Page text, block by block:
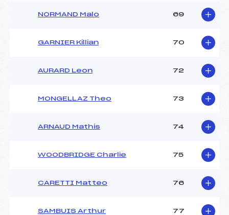
NORMAND Malo 69
GARNIER Killian 70
AURARD Leon 72
MONGELLAZ Theo 73
ARNAUD Mathis 74
WOODBRIDGE Charlie 75
CARETTI Matteo 76
SAMBUIS Arthur 77